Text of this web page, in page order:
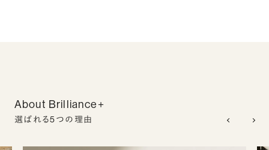
About Brilliance+
選ばれる5つの理由